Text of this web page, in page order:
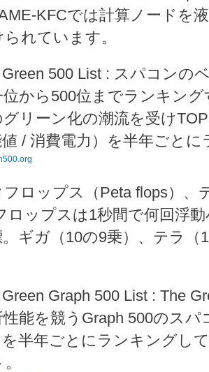
KFCでは計算ノードを
れています。
Green 500 List : スパコンの
位から500位までランキン
リーン化の潮流を受け
値 / 消費電力）を半年ごと
フロップス（Peta flops）、
ロップスは1秒間で何回浮
。ギガ（10の9乗）、テラ（
Graph 500 List : The
能を競うGraph 500のス
半年ごとにランキングし